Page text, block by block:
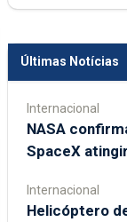
Últimas Notícias
Internacional
NASA
SpaceX
Internacional
Helicóptero